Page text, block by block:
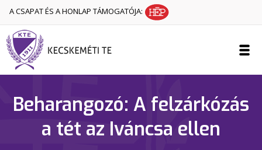
A CSAPAT ÉS A HONLAP TÁMOGATÓJA:
Beharangozó: A felzárkózás
a tét az Iváncsa ellen